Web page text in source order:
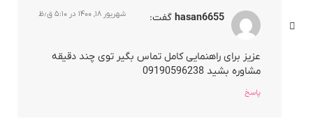
hasan6655 گفت: شهریور ۱۸, ۱۴۰۰ در ۵:۱۰ ق٫ظ
عزیز برای راهنمایی کامل تماس بگیر توی چند دقیقه
مشاوره بشید 09190596238
پاسخ